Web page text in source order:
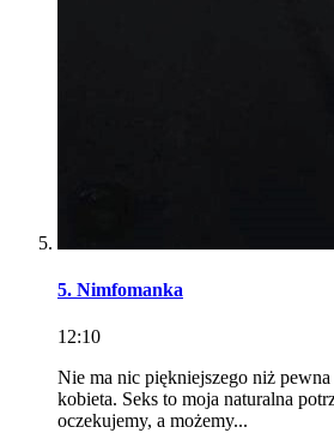
5. Nimfomanka
12:10
Nie ma nic piękniejszego niż
kobieta. Seks to moja naturalna
oczekujemy, a możemy...